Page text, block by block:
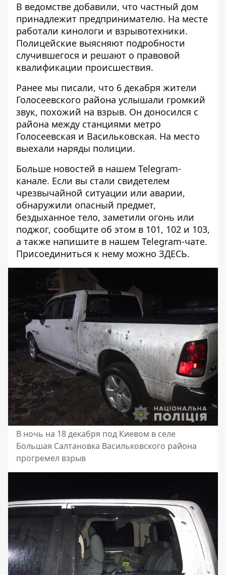
В ведомстве добавили, что частный дом
принадлежит предпринимателю. На месте
работали кинологи и взрывотехники.
Полицейские выясняют подробности
случившегося и решают о правовой
квалификации происшествия.
Ранее мы писали, что 6 декабря жители
Голосеевского района услышали громкий
звук, похожий на взрыв. Он доносился с
района между станциями метро
Голосеевская и Васильковская. На место
выехали наряды полиции.
Больше новостей в нашем Telegram-
канале. Если вы стали свидетелем
чрезвычайной ситуации или аварии,
обнаружили опасный предмет,
бездыханное тело, заметили огонь или
поджог, сообщите об этом в 101, 102 и 103,
а также напишите в нашем Telegram-чате.
Присоединиться к нему можно ЗДЕСЬ.
В ночь на 18 декабря под Киевом в селе
Большая Салтановка Васильковского района
прогремел взрыв